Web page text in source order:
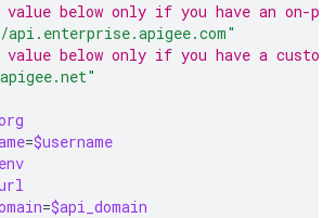
value below only if you have an on-
value below only if you have a custom
=$username
=$api_domain